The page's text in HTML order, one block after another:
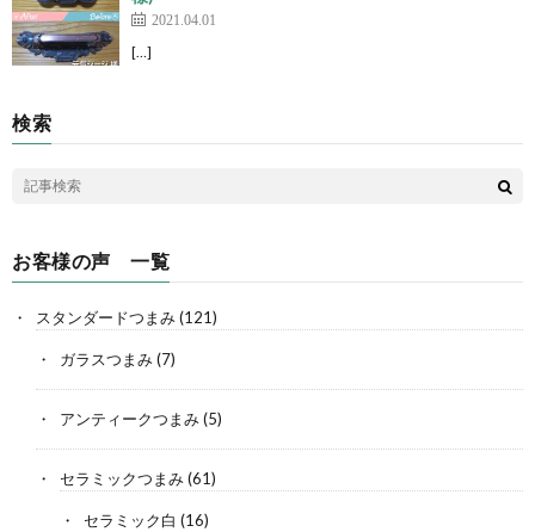
2021.04.01
[…]
検索
お客様の声 一覧
スタンダードつまみ(121)
ガラスつまみ(7)
アンティークつまみ(5)
セラミックつまみ(61)
セラミック白 (16)